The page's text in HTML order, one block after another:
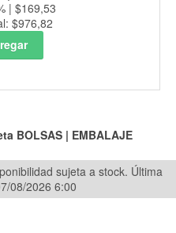
| $169,53
$976,82
BOLSAS | EMBALAJE
sujeta a stock. Última
08/2026 6:00